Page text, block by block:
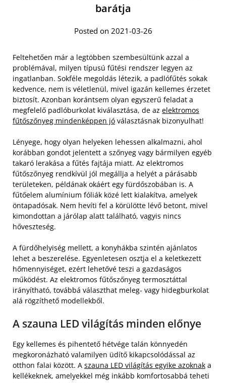
barátja
Posted on 2021-03-26
Feltehetően már a legtöbben szembesültünk azzal a
problémával, milyen típusú fűtési rendszer legyen az
ingatlanban. Sokféle megoldás létezik, a padlófűtés sokak
kedvence, nem is véletlenül, mivel igazán kellemes érzetet
biztosít. Azonban korántsem olyan egyszerű feladat a
megfelelő padlóburkolat kiválasztása, de az elektromos
fűtőszőnyeg mindenképpen jó választásnak bizonyulhat!
Lényege, hogy olyan helyeken lehessen alkalmazni, ahol
korábban gondot jelentett a szőnyeg vagy bármilyen egyéb
takaró lerakása a fűtés fajtája miatt. Az elektromos
fűtőszőnyeg rendkívül jól megállja a helyét a párásabb
területeken, példának okáért egy fürdőszobában is. A
fűtőelem alumínium fóliák közé lett kialakítva, amelyek
öntapadósak. Nem hevíti fel a körülötte lévő betont, mivel
kimondottan a járólap alatt található, vagyis nincs
hőveszteség.
A fürdőhelyiség mellett, a konyhákba szintén ajánlatos
lehet a beszerelése. Egyenletesen osztja el a keletkezett
hőmennyiséget, ezért lehetővé teszi a gazdaságos
működést. Az elektromos fűtőszőnyeg termosztáttal
irányítható, továbbá választhat meleg- vagy hidegburkolat
alá rögzíthető modellekből.
A szauna LED világítás minden előnye
Egy kellemes és pihentető hétvége talán könnyedén
megkoronázható valamilyen üdítő kikapcsolódással az
otthon falai között. A szauna LED világítás egyike azoknak a
kellékeknek, amelyekkel még inkább komfortosabbá teheti